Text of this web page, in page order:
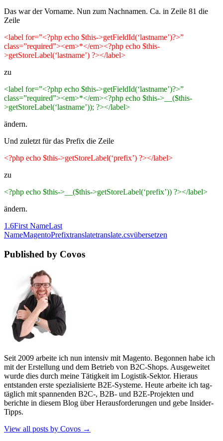
Das war der Vorname. Nun zum Nachnamen. Ca. in Zeile 81 die
Zeile
<label for=”<?php echo $this->getFieldId(‘lastname’)?>”
class=”required”><em>*</em><?php echo $this-
>getStoreLabel(‘lastname’) ?></label>
zu
<label for=”<?php echo $this->getFieldId(‘lastname’)?>”
class=”required”><em>*</em><?php echo $this->__($this-
>getStoreLabel(‘lastname’)); ?></label>
ändern.
Und zuletzt für das Prefix die Zeile
<?php echo $this->getStoreLabel(‘prefix’) ?></label>
zu
<?php echo $this->__($this->getStoreLabel(‘prefix’)) ?></label>
ändern.
1.6First NameLast
NameMagentoPrefixtranslatetranslate.csvübersetzen
Published by Covos
Seit 2009 arbeite ich nun intensiv mit Magento. Begonnen habe ich
mit der Erstellung und dem Betrieb von B2C-Shops. Ausgeweitet
wurde dies durch meine Tätigkeit im Logistik-Sektor. Hieraus
entstanden erste spezialisierte B2E-Systeme. Heute arbeite ich tag-
täglich mit spannenden B2C-, B2B- und B2E-Projekten und
berichte in diesem Blog über Herausforderungen und gebe Insider-
Tipps.
View all posts by Covos →